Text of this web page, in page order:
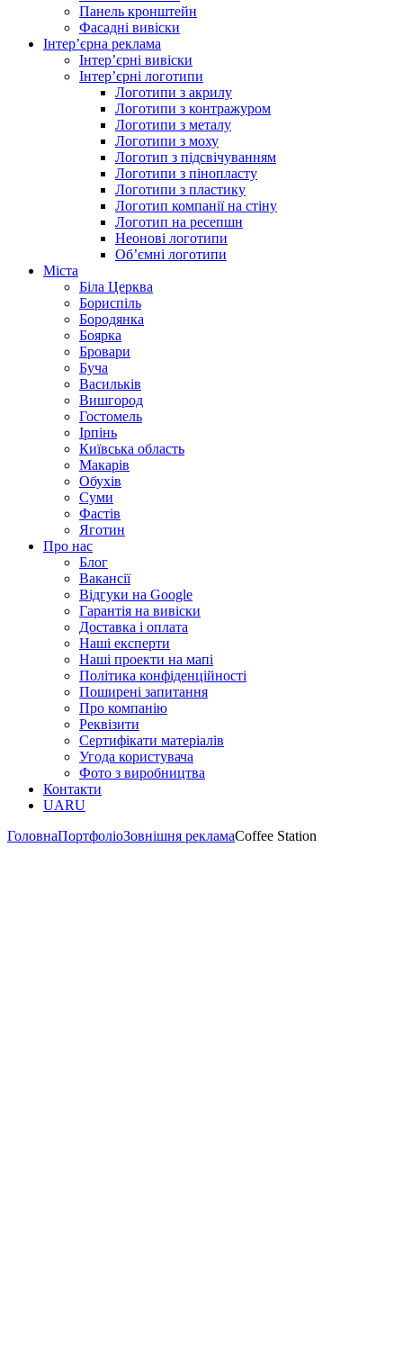
Панель кронштейн
Фасадні вивіски
Інтер’єрна реклама
Інтер’єрні вивіски
Інтер’єрні логотипи
Логотипи з акрилу
Логотипи з контражуром
Логотипи з металу
Логотипи з моху
Логотип з підсвічуванням
Логотипи з пінопласту
Логотипи з пластику
Логотип компанії на стіну
Логотип на ресепшн
Неонові логотипи
Об’ємні логотипи
Міста
Біла Церква
Бориспіль
Бородянка
Боярка
Бровари
Буча
Васильків
Вишгород
Гостомель
Ірпінь
Київська область
Макарів
Обухів
Суми
Фастів
Яготин
Про нас
Блог
Вакансії
Відгуки на Google
Гарантія на вивіски
Доставка і оплата
Наші експерти
Наші проекти на мапі
Політика конфіденційності
Поширені запитання
Про компанію
Реквізити
Сертифікати матеріалів
Угода користувача
Фото з виробництва
Контакти
UARU
ГоловнаПортфоліоЗовнішня рекламаCoffee Station